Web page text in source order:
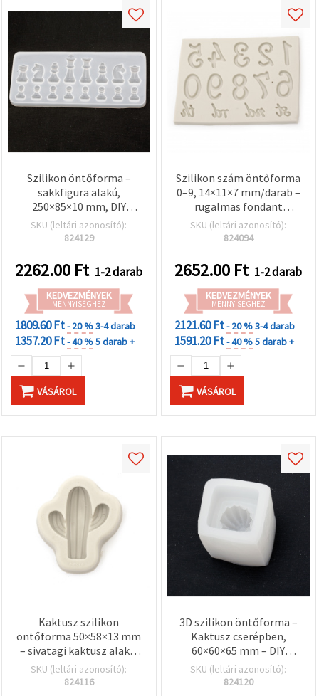
Szilikon öntőforma –
sakkfigura alakú,
250×85×10 mm, DIY
polimer gyurmához,
kézműves és hobbi
SKU (leltári azonosító):
824129
2262.00 Ft 1-2 darab
KEDVEZMÉNYEK
MENNYISÉGHEZ
1809.60 Ft- 20 %3-4 darab
1357.20 Ft- 40 %5 darab +
VÁSÁROL
Szilikon szám öntőforma
0–9, 14×11×7 mm/darab –
rugalmas fondant
dombornyomó DIY
születésnapi
gumipasztához és
modellező agyaghoz
SKU (leltári azonosító):
824094
2652.00 Ft 1-2 darab
KEDVEZMÉNYEK
MENNYISÉGHEZ
2121.60 Ft- 20 %3-4 darab
1591.20 Ft- 40 %5 darab +
VÁSÁROL
Kaktusz szilikon
öntőforma 50×58×13 mm
– sivatagi kaktusz alakú,
DIY gyertya- és
szappankészítéshez,
SKU (leltári azonosító):
824116
3D szilikon öntőforma –
Kaktusz cserépben,
60×60×65 mm – DIY
gyertya- és
szappankészítéshez,
SKU (leltári azonosító):
824120